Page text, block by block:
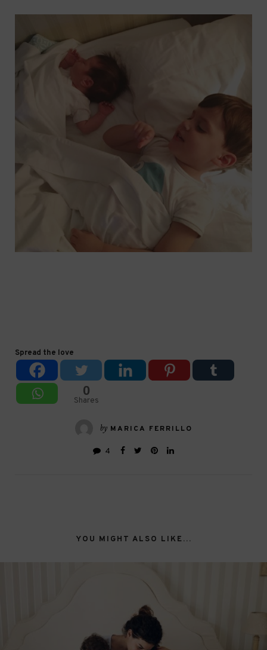
Spread the love
0
Shares
by MARICA FERRILLO
4
YOU MIGHT ALSO LIKE...